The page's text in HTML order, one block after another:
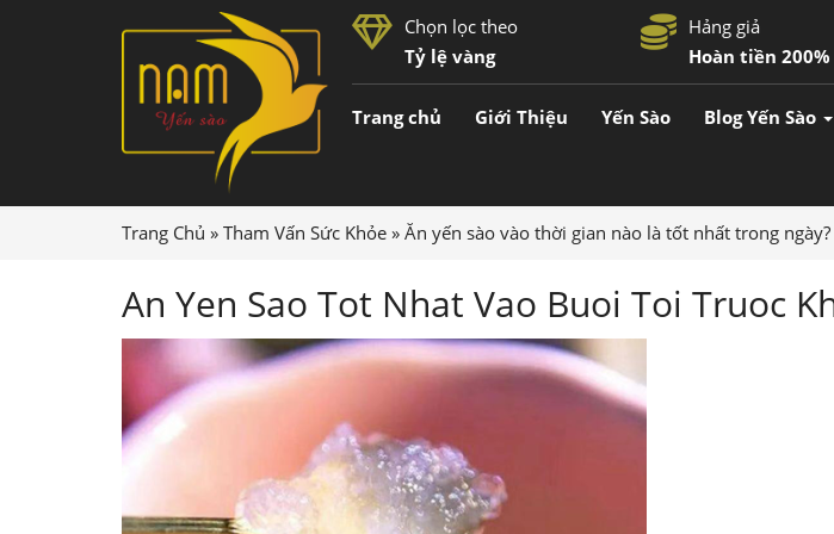
Chọn lọc theo
Tỷ lệ vàng
Hảng giả
Hoàn tiền 200%
Trang chủ Giới Thiệu Yến Sào Blog Yến Sào
Trang Chủ » Tham Vấn Sức Khỏe » Ăn yến sào vào thời gian nào là tốt nhất trong ngày?
An Yen Sao Tot Nhat Vao Buoi Toi Truoc